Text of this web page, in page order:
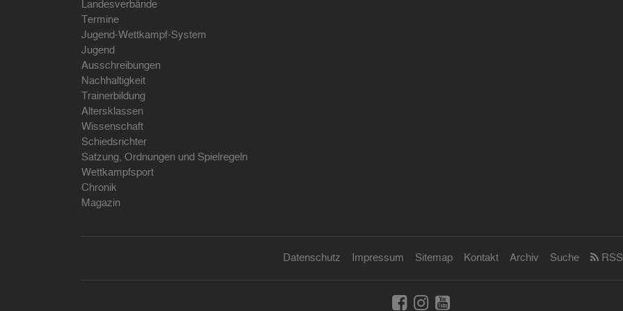
Landesverbände
Termine
Jugend-Wettkampf-System
Jugend
Ausschreibungen
Nachhaltigkeit
Trainerbildung
Altersklassen
Wissenschaft
Schiedsrichter
Satzung, Ordnungen und Spielregeln
Wettkampfsport
Chronik
Magazin
Datenschutz Impressum Sitemap Kontakt Archiv Suche